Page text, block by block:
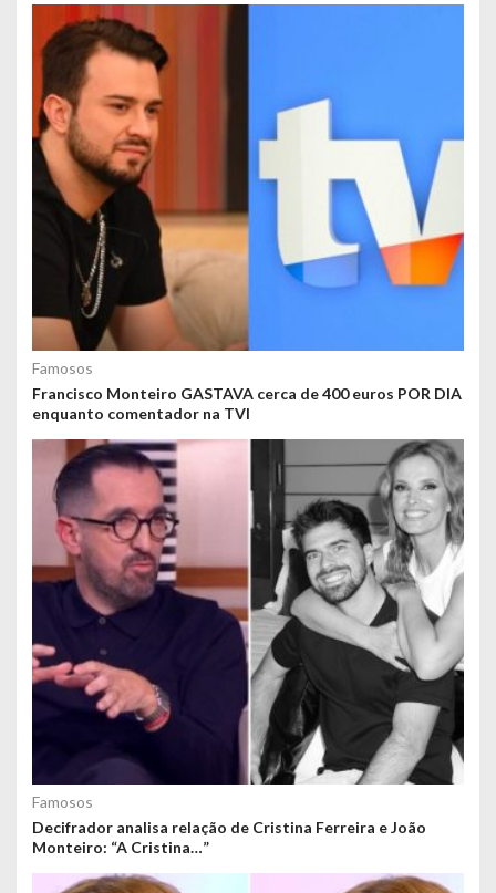
Famosos
Francisco Monteiro GASTAVA cerca de 400 euros POR DIA
enquanto comentador na TVI
Famosos
Decifrador analisa relação de Cristina Ferreira e João
Monteiro: “A Cristina…”